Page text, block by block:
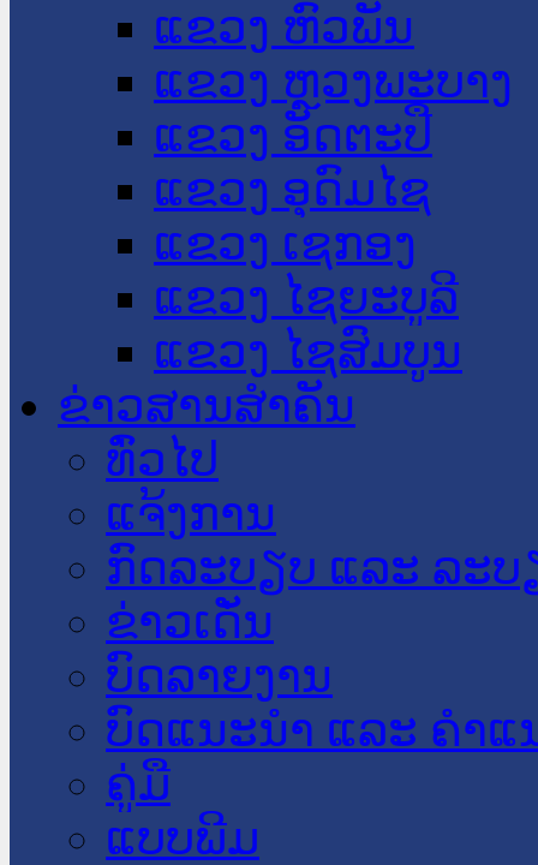
ແຂວງ ຫົວພັນ
ແຂວງ ຫຼວງພະບາງ
ແຂວງ ອັດຕະປື
ແຂວງ ອຸດົມໄຊ
ແຂວງ ເຊກອງ
ແຂວງ ໄຊຍະບູລີ
ແຂວງ ໄຊສົມບູນ
ຂ່າວສານສໍາຄັນ
​ທົ່ວ​ໄປ
ແຈ້ງການ
ກົດລະບຽບ ແລະ ລະບ
ຂ່າວເດັ່ນ
ບົດລາຍງານ
ບົດແນະນໍາ ແລະ ຄໍາແ
ຄູ່ມື
ແບບພີມ